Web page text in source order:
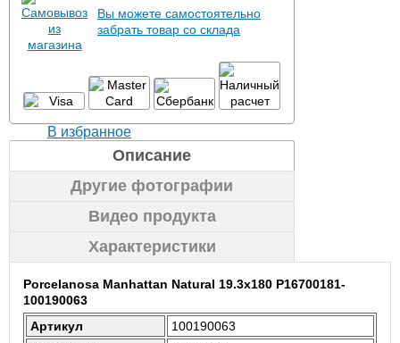
Вы можете самостоятельно
забрать товар со склада
В избранное
Описание
Другие фотографии
Видео продукта
Характеристики
Porcelanosa Manhattan Natural 19.3x180 P16700181-
100190063
Артикул
100190063